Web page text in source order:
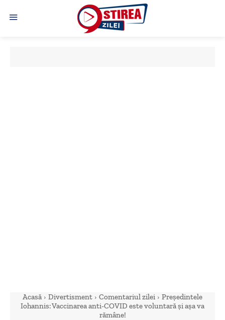
Acasă Divertisment Comentariul zilei
Președintele
Iohannis: Vaccinarea anti-COVID este voluntară şi aşa va
rămâne!